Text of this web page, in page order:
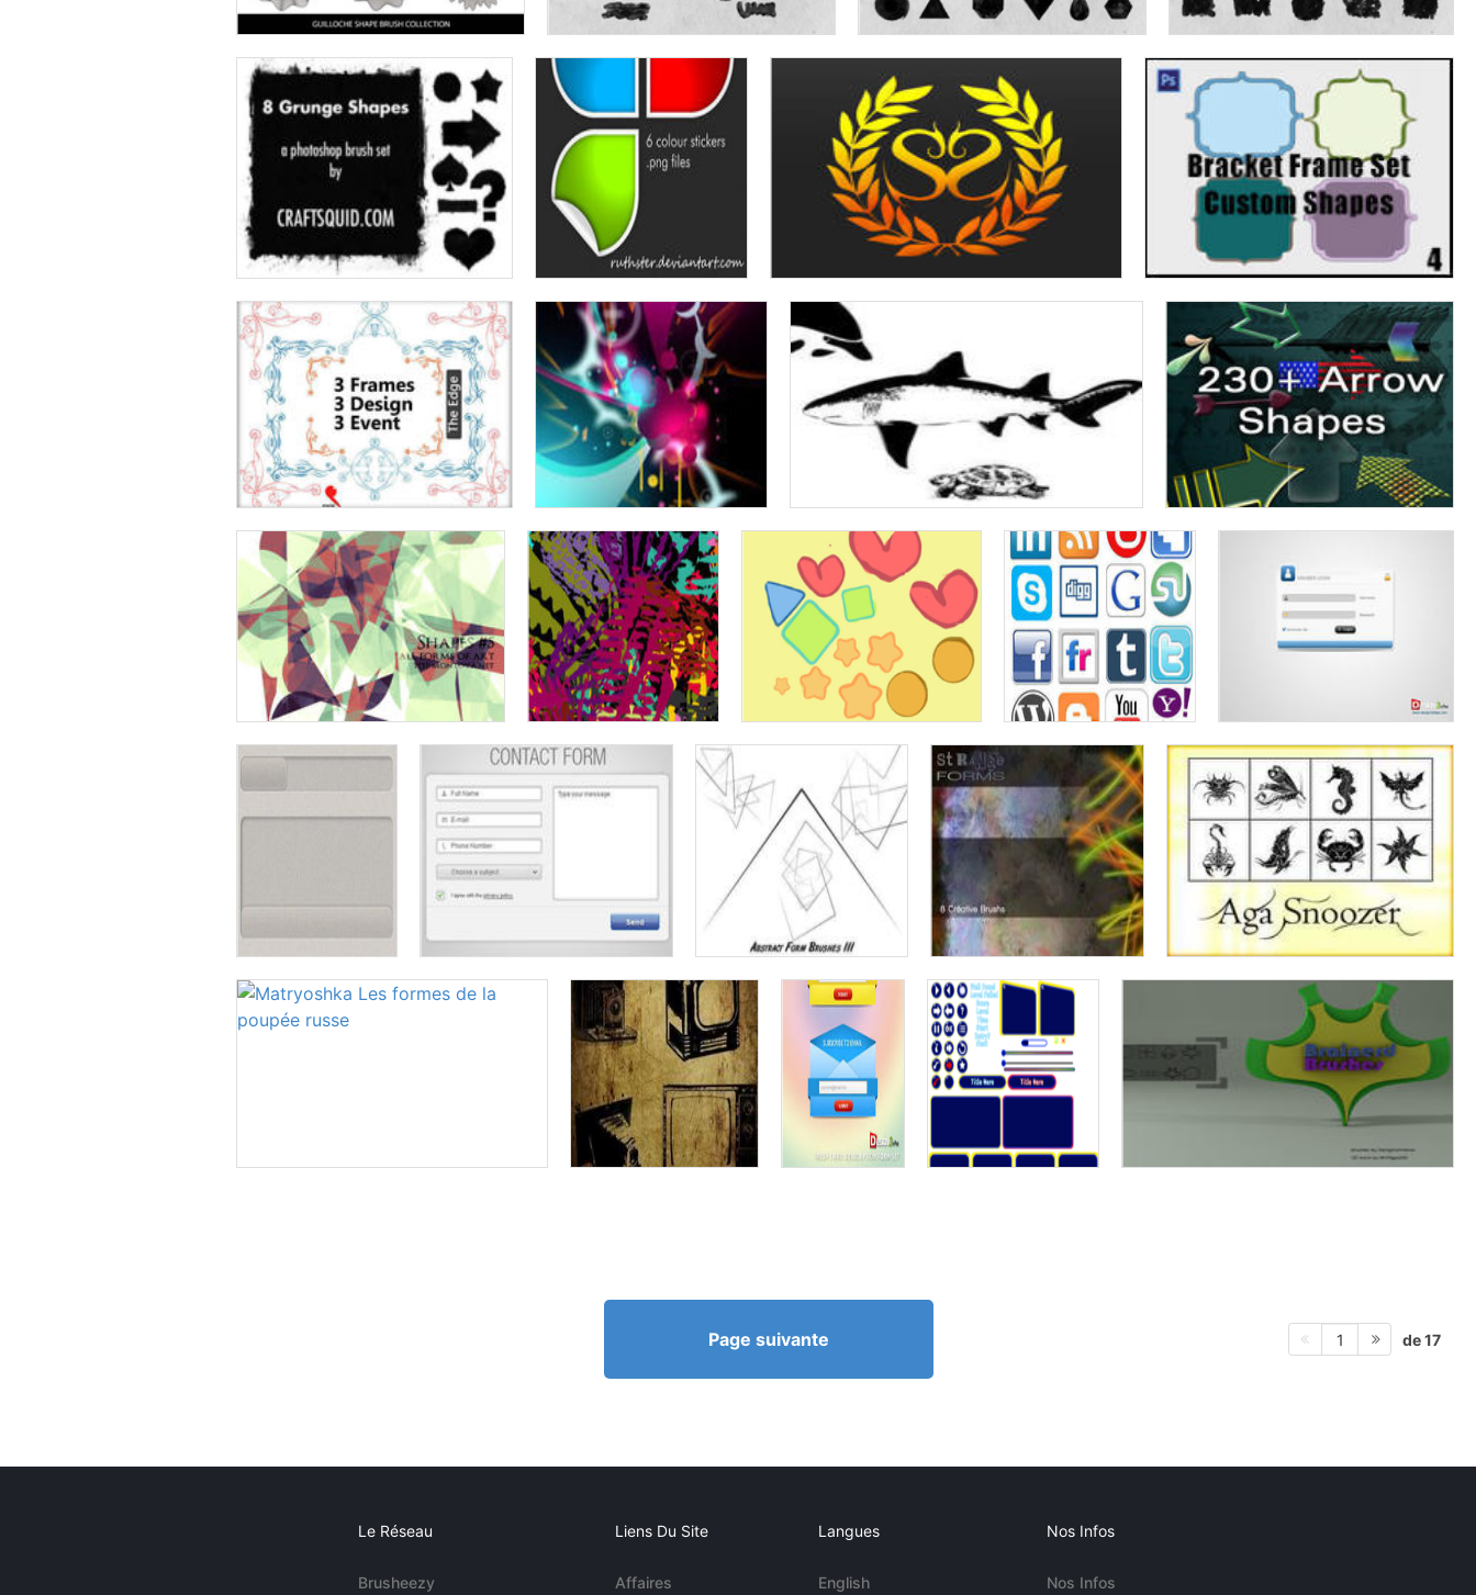
Page suivante 1 de 17
Le Réseau
Brusheezy
Liens Du Site
Affaires
Langues
English
Nos Infos
Nos Infos